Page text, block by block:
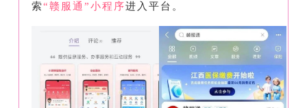
索“赣服通”小程序进入平台。